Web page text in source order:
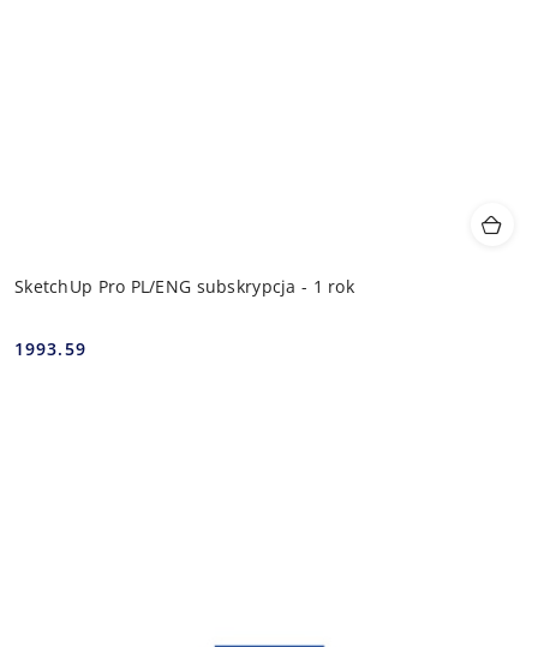
SketchUp Pro PL/ENG subskrypcja - 1 rok
Cena:
1993.59